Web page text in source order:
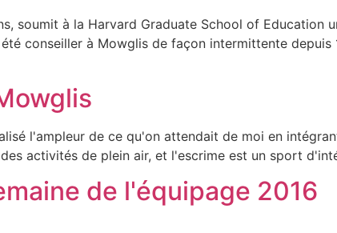
soumit à la Harvard Graduate School of Education
conseiller à Mowglis de façon intermittente
l'ampleur de ce qu'on attendait de moi en
activités de plein air, et l'escrime est un sport
de l'équipage 2016